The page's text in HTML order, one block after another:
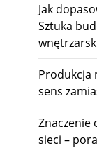
Jak
Sztuka
Produkcja
sens
Znaczenie
sieci –